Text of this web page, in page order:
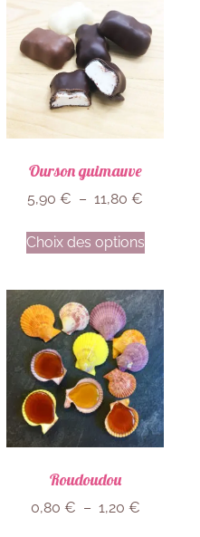
Ourson guimauve
5,90 € – 11,80 €
Choix des options
Roudoudou
0,80 € – 1,20 €